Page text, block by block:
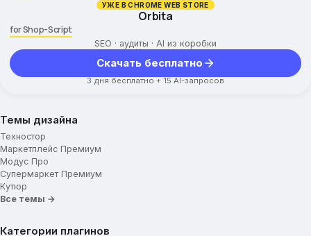
УЖЕ В CHROME WEB STORE
Orbita
for Shop-Script
SEO · аудиты · AI из коробки
Скачать бесплатно
3 дня бесплатно + 15 AI-запросов
Темы дизайна
Техностор
Маркетплейс Премиум
Модус Про
Супермаркет Премиум
Кутюр
Все темы →
Категории плагинов